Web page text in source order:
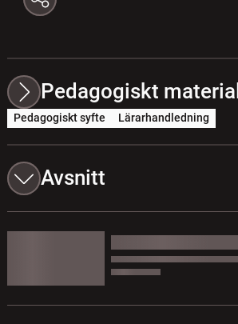
Pedagogiskt material
Pedagogiskt syfte Lärarhandledning
Avsnitt